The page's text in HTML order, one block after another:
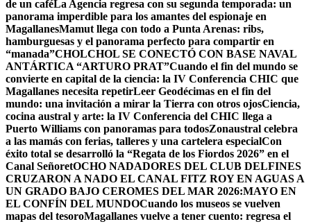
de un caféLa Agencia regresa con su segunda temporada: un
panorama imperdible para los amantes del espionaje en
MagallanesMamut llega con todo a Punta Arenas: ribs,
hamburguesas y el panorama perfecto para compartir en
“manada”CHOLCHOL SE CONECTÓ CON BASE NAVAL
ANTÁRTICA “ARTURO PRAT”Cuando el fin del mundo se
convierte en capital de la ciencia: la IV Conferencia CHIC que
Magallanes necesita repetirLeer Geodécimas en el fin del
mundo: una invitación a mirar la Tierra con otros ojosCiencia,
cocina austral y arte: la IV Conferencia del CHIC llega a
Puerto Williams con panoramas para todosZonaustral celebra
a las mamás con ferias, talleres y una cartelera especialCon
éxito total se desarrolló la “Regata de los Fiordos 2026” en el
Canal SeñoretOCHO NADADORES DEL CLUB DELFINES
CRUZARON A NADO EL CANAL FITZ ROY EN AGUAS A
UN GRADO BAJO CEROMES DEL MAR 2026:MAYO EN
EL CONFÍN DEL MUNDOCuando los museos se vuelven
mapas del tesoroMagallanes vuelve a tener cuento: regresa el